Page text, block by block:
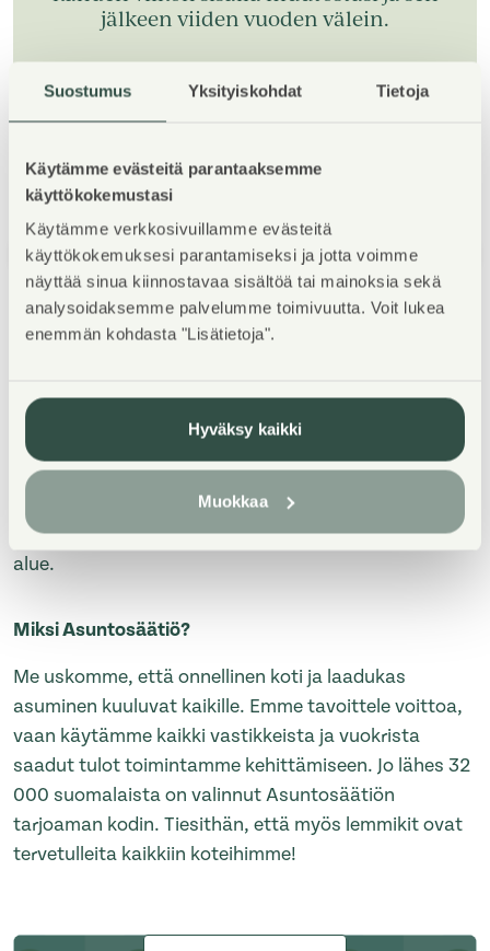
Suostumus Yksityiskohdat Tietoja
Käytämme evästeitä parantaaksemme
käyttökokemustasi
Käytämme verkkosivuillamme evästeitä
käyttökokemuksesi parantamiseksi ja jotta voimme
näyttää sinua kiinnostavaa sisältöä tai mainoksia sekä
analysoidaksemme palvelumme toimivuutta. Voit lukea
enemmän kohdasta "Lisätietoja".
Hyväksy kaikki
Muokkaa
jälkeen viiden vuoden välein.
Tutustu maalauspakettiin
1/5
Kohteen esittely
Edullinen kerrostalokohde Helsingin Vesalassa.
Pihapiirissä mukava grillauspaikka. Lapsiystävällinen
alue.
Miksi Asuntosäätiö?
Me uskomme, että onnellinen koti ja laadukas
asuminen kuuluvat kaikille. Emme tavoittele voittoa,
vaan käytämme kaikki vastikkeista ja vuokrista
saadut tulot toimintamme kehittämiseen. Jo lähes 32
000 suomalaista on valinnut Asuntosäätiön
tarjoaman kodin. Tiesithän, että myös lemmikit ovat
tervetulleita kaikkiin koteihimme!